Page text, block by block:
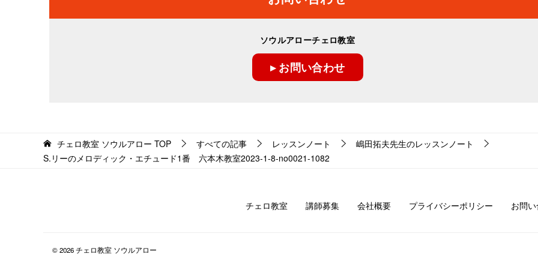
ソウルアローチェロ教室
▸ お問い合わせ
チェロ教室 ソウルアロー TOP すべての記事 レッスンノート
嶋田拓夫先生のレッスンノート
S.リーのメロディック・エチュード1番 六本木教室2023-1-8-no0021-1082
チェロ教室 講師募集 会社概要 プライバシーポリシー お問
© 2026 チェロ教室 ソウルアロー